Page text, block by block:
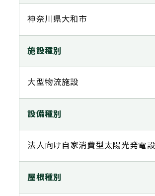
神奈川県大和市
施設種別
大型物流施設
設備種別
法人向け自家消費型太陽光発電
屋根種別